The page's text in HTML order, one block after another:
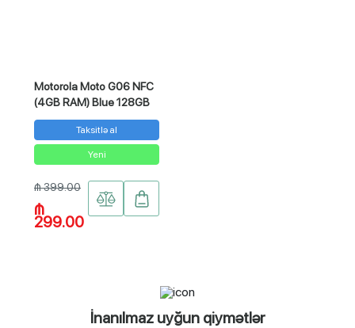
Motorola Moto G06 NFC
(4GB RAM) Blue 128GB
Taksitlə al
Yeni
₼ 399.00
₼
299.00
İnanılmaz uyğun qiymətlər